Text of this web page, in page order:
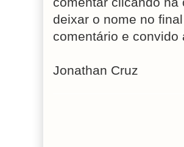
deixar o nome no
comentário e convido
Jonathan Cruz